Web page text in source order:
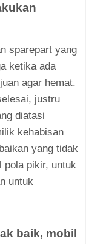
sparepart yang
ketika ada
agar hemat.
justru
diatasi
kehabisan
yang tidak
pola pikir, untuk
untuk
baik, mobil